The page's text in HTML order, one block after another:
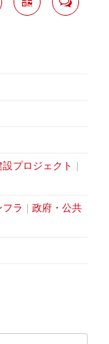
プロジェクト
フラ
政府・公共